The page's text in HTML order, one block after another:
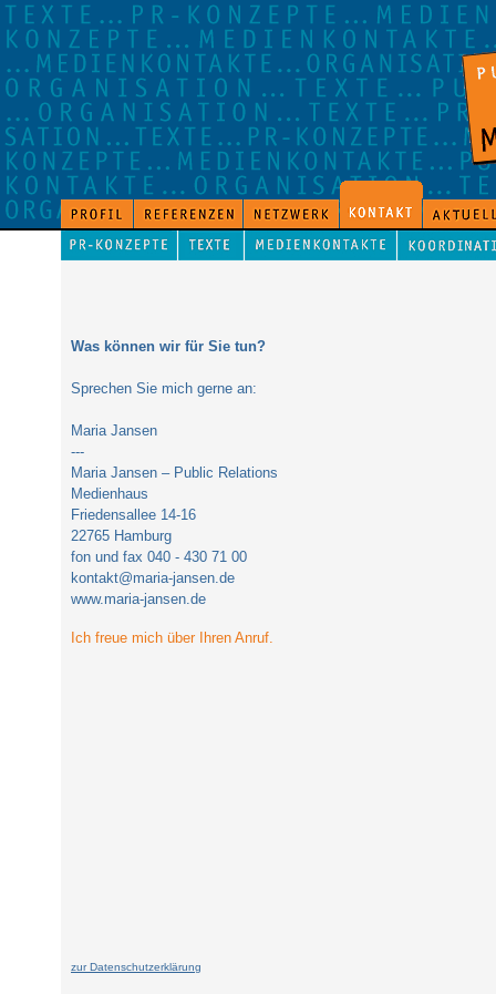
Was können wir für Sie tun?
Sprechen Sie mich gerne an:
Maria Jansen
---
Maria Jansen – Public Relations
Medienhaus
Friedensallee 14-16
22765 Hamburg
fon und fax 040 - 430 71 00
kontakt@maria-jansen.de
www.maria-jansen.de
Ich freue mich über Ihren Anruf.
zur Datenschutzerklärung